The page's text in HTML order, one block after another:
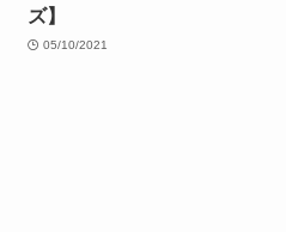
ズ】
05/10/2021